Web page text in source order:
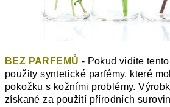
BEZ PARFEMŮ - Pokud vidíte
použity syntetické parfémy, které
pokožku s kožními problémy.
získané za použití přírodních